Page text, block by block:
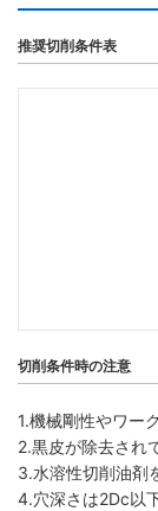
推奨切削条件表
切削条件時の注意
1.機械剛性やワー
2.黒皮が除去され
3.水溶性切削油剤
4.穴深さは2Dc以